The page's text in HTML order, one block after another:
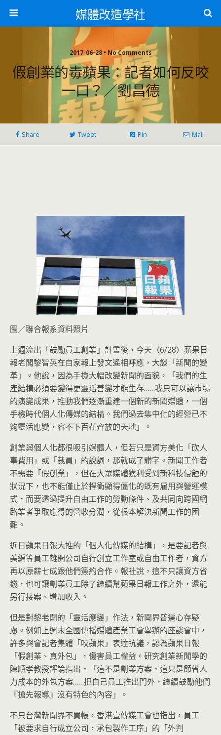
媒體改造學社
2017-06-28 • No Comments
假創業的毒蘋果：記者如何反咬
一口？／劉昌德
Share Tweet Pin Mail
圖／聯合報系資料照片
上週流出「鼓勵員工創業」計畫後，今天（6/28）蘋果日
報老闆黎智英在自家報上發文遙相呼應，大談「新聞的變
革」。他說，因為手機大幅改變新聞的面貌，「我們的生
產結構必須要變得更靈活善變才能生存……我只可以讓巿場
的演變成果，推動我們逐漸重建一個新的新聞媒體，一個
手機時代個人化傳媒的結構。我們過去集中化的經營已不
夠靈活應變，容不下百花齊放的天地」。
創業與個人化都很吸引媒體人，但若只是資方美化「砍人
事費用」或「裁員」的說詞，那就成了髒字。新聞工作者
不需要「假創業」，但在大眾媒體獲利受到新科技侵蝕的
狀況下，也不能僅止於捍衛顯得僵化的既有雇用與營運模
式，而要透過提升自由工作的勞動條件、及共同向跨國網
路業者爭取應得的營收分潤，從根本解決新聞工作的困
難。
近日蘋果日報大推的「個人化傳媒的結構」，是要記者與
美編等員工離開公司自行創立工作室或自由工作者，資方
再以原薪七成跟他們簽約合作。報社說，這不只讓資方省
錢，也可讓創業員工除了繼續幫蘋果日報工作之外，還能
另行接案、增加收入。
但是對黎老闆的「靈活應變」作法，新聞界普遍心存疑
慮。例如上週末全國傳播媒體產業工會舉辦的座談會中，
許多與會記者集體「咬蘋果」表達抗議，認為蘋果日報
「假創業、真外包」，傷害員工權益。研究創業新聞學的
陳順孝教授評論指出，「這不是創業方案，這只是節省人
力成本的外包方案……把自己員工推出門外，繼續鼓勵他們
『搶先報導』沒有特色的內容」。
不只台灣新聞界不買帳，香港壹傳媒工會也指出，員工
「被要求自行成立公司，承包製作工序」的「外判